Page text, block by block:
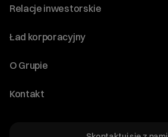
Relacje inwestorskie
Raporty
Ład korporacyjny
Walne Zgromadzenia
O Grupie
O Spółce
Kontakt